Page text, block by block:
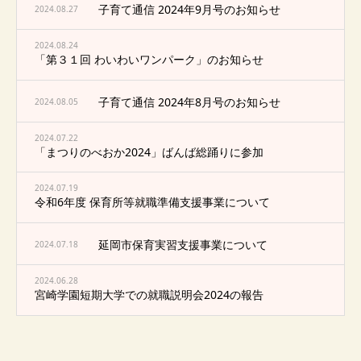
2024.08.27 子育て通信 2024年9月号のお知らせ
2024.08.24
「第３１回 わいわいワンパーク」のお知らせ
2024.08.05 子育て通信 2024年8月号のお知らせ
2024.07.22
「まつりのべおか2024」ばんば総踊りに参加
2024.07.19
令和6年度 保育所等就職準備支援事業について
2024.07.18 延岡市保育実習支援事業について
2024.06.28
宮崎学園短期大学での就職説明会2024の報告